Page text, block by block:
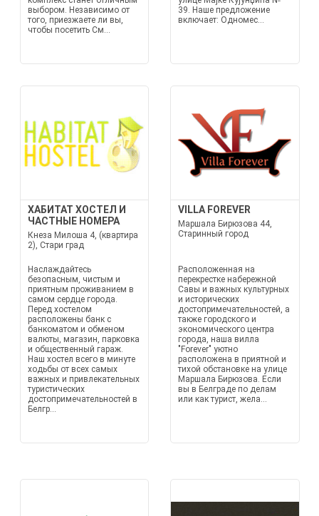
выбором. Независимо от
того, приезжаете ли вы,
чтобы посетить См...
39. Наше предложение
включает: Одномес...
ХАБИТАТ ХОСТЕЛ И
ЧАСТНЫЕ НОМЕРА
Кнеза Милоша 4, (квартира
2), Стари град
Наслаждайтесь
безопасным, чистым и
приятным проживанием в
самом сердце города.
Перед хостелом
расположены банк с
банкоматом и обменом
валюты, магазин, парковка
и общественный гараж.
Наш хостел всего в минуте
ходьбы от всех самых
важных и привлекательных
туристических
достопримечательностей в
Белгр...
VILLA FOREVER
Маршала Бирюзова 44,
Старинный город
Расположенная на
перекрестке набережной
Савы и важных культурных
и исторических
достопримечательностей, а
также городского и
экономического центра
города, наша вилла
"Forever" уютно
расположена в приятной и
тихой обстановке на улице
Маршала Бирюзова. Если
вы в Белграде по делам
или как турист, жела...